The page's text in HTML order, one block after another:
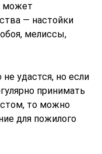
может
— настойки
мелиссы,
удастся, но если
принимать
то можно
для пожилого